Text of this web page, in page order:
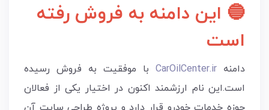
🔵 این دامنه به فروش رفته
است
دامنه CarOilCenter.ir با موفقیت به فروش رسیده
است.این نام ارزشمند اکنون در اختیار یکی از فعالان